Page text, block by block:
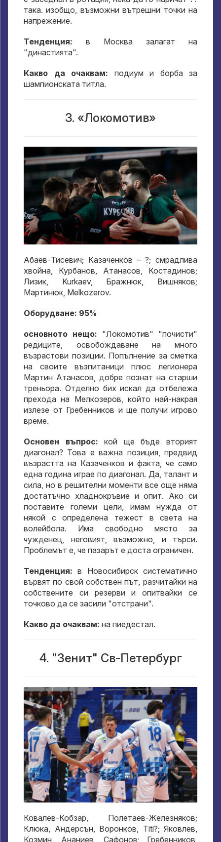
така. изобщо, възможни вътрешни точки на
напрежение.
Тенденция: в Москва залагат на
"династията".
Какво да очаквам: подиум и борба за
шампионската титла.
3. «Локомотив»
Абаев-Тисевич; Казаченков – ?; смрадлива
хвойна, Курбанов, Атанасов, Костадинов;
Лизик, Kurkaev, Бражнюк, Вишняков;
Мартинюк, Melkozerov.
Оборудване: 95%
основното нещо: "Локомотив" "почисти"
редиците, освобождаване на много
възрастови позиции. Попълнение за сметка
на своите възпитаници плюс легионера
Мартин Атанасов, добре познат на старши
треньора. Отделно бих искал да отбележа
прехода на Мелкозеров, който най-накрая
излезе от Гребенников и ще получи игрово
време.
Основен въпрос: кой ще бъде вторият
диагонал? Това е важна позиция, предвид
възрастта на Казаченков и факта, че само
една година играе по диагонал. Да, талант и
сила, но в решителни моменти все още няма
достатъчно хладнокръвие и опит. Ако си
поставите големи цели, имам нужда от
някой с определена тежест в света на
волейбола. Има свободно място за
чужденец, неговият, възможно, и търси.
Проблемът е, че пазарът е доста ограничен.
Тенденция: в Новосибирск систематично
вървят по свой собствен път, разчитайки на
собствените си резерви и опитвайки се
точково да се засили "отстрани".
Какво да очаквам: на пиедестал.
4. "Зенит" Св-Петербург
Ковалев-Кобзар, Полетаев-Железняков;
Клюка, Андерсън, Воронков, Titi?; Яковлев,
Козмин, Ананиев, Сафонов; Гребенников,